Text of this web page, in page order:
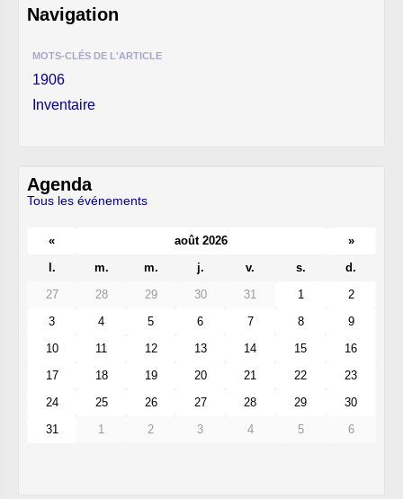
Navigation
MOTS-CLÉS DE L'ARTICLE
1906
Inventaire
Agenda
Tous les événements
« août 2026
»
l.
m. m. j. v. s.
d.
27
28 29 30 31 1
2
3
4 5 6 7 8
9
10
11 12 13 14 15
16
17
18 19 20 21 22
23
24
25 26 27 28 29
30
31
1 2 3 4 5 6